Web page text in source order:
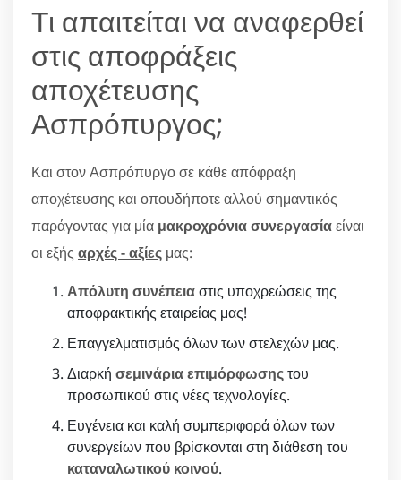
Τι απαιτείται να αναφερθεί
στις αποφράξεις
αποχέτευσης
Ασπρόπυργος;
Και στον Ασπρόπυργο σε κάθε απόφραξη
αποχέτευσης και οπουδήποτε αλλού σημαντικός
παράγοντας για μία μακροχρόνια συνεργασίαείναι
οι εξής αρχές - αξίες μας:
Απόλυτη συνέπειαστις υποχρεώσεις της
αποφρακτικής εταιρείας μας!
Επαγγελματισμός όλων των στελεχών μας.
Διαρκή σεμινάρια επιμόρφωσηςτου
προσωπικού στις νέες τεχνολογίες.
Ευγένεια και καλή συμπεριφορά όλων των
συνεργείων που βρίσκονται στη διάθεση του
καταναλωτικού κοινού.